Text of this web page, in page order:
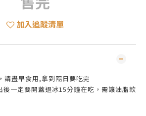
加入追蹤清單
盡早食用,拿到隔日要吃完
一定要開蓋退冰15分鐘在吃，需讓油脂軟